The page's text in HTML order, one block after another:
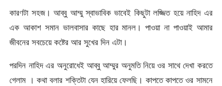
কারণটা সহজ। আব্বু আম্মু স্বাভাবিক ভাবেই কিছুটা লজ্জিত হয়ে নাহিদ এর
এক আকাশ সমান ভালবাসার কাছে হার মানল। পাওয়া না পাওয়াই আমার
জীবনের সবচেয়ে কষ্টের আর সুখের দিন এটা।
পরদিন নাহিদ এর অনুরোধেই আব্বু আম্মুর অনুমতি নিয়ে ওর সাথে দেখা করতে
গেলাম । কথা বলার শক্তিটা যেন হারিয়ে ফেলছি। কাপতে কাপতে ওর সামনে